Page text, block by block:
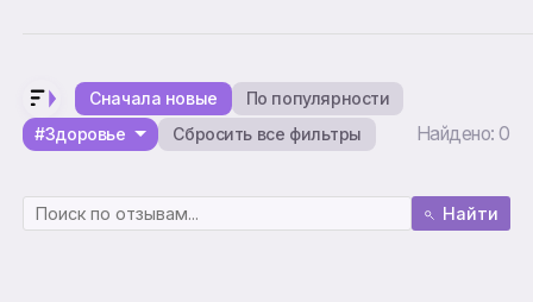
Сначала новые
По популярности
#Здоровье
Сбросить все фильтры Найдено: 0
Найти